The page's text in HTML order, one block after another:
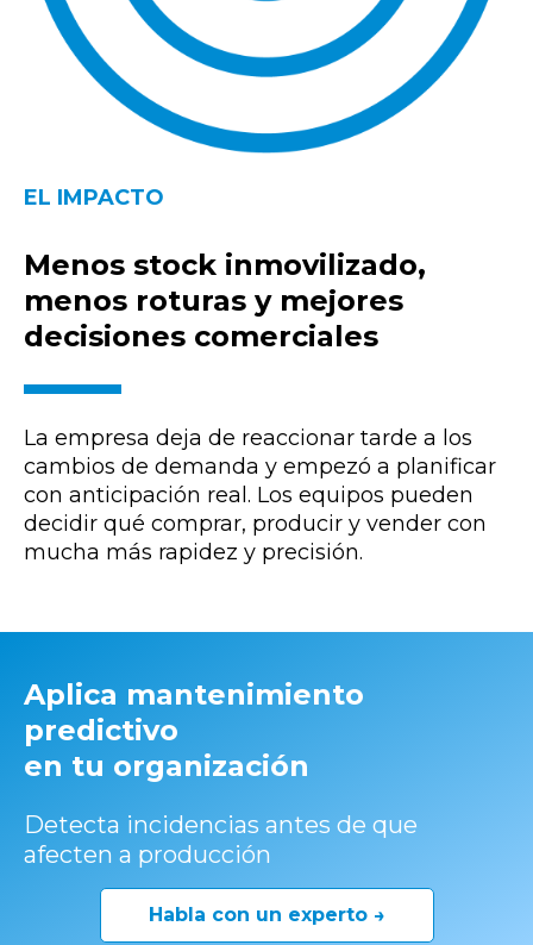
EL IMPACTO
Menos stock inmovilizado,
menos roturas y mejores
decisiones comerciales
La empresa deja de reaccionar tarde a los
cambios de demanda y empezó a planificar
con anticipación real. Los equipos pueden
decidir qué comprar, producir y vender con
mucha más rapidez y precisión.
Aplica mantenimiento
predictivo
en tu organización
Detecta incidencias antes de que
afecten a producción
Habla con un experto →